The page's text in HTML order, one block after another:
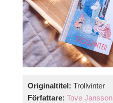
Originaltitel: Trollvinter
Författare: Tove Jansson